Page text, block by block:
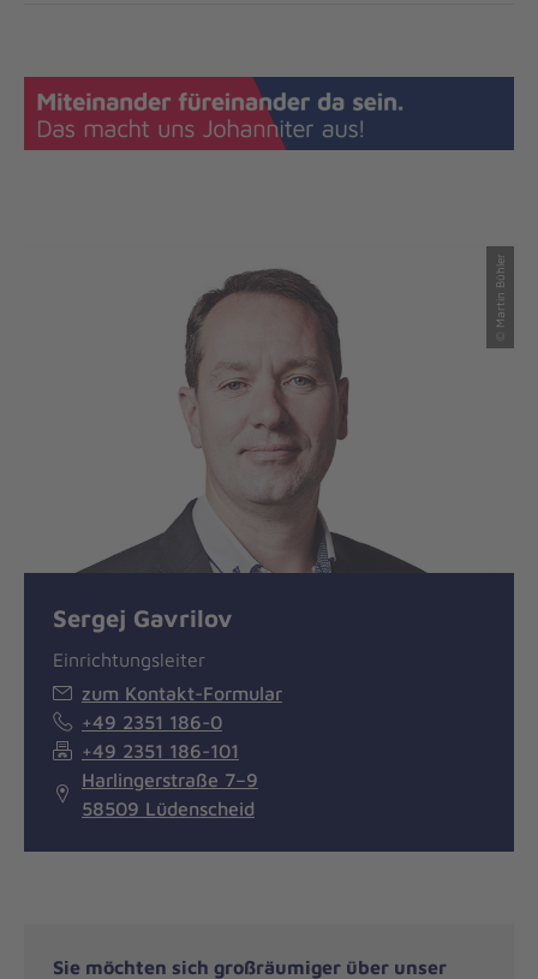
© Martin Bühler
Sergej Gavrilov
Einrichtungsleiter
zum Kontakt-Formular
+49 2351 186-0
+49 2351 186-101
Harlingerstraße 7–9
58509 Lüdenscheid
Sie möchten sich großräumiger über unser